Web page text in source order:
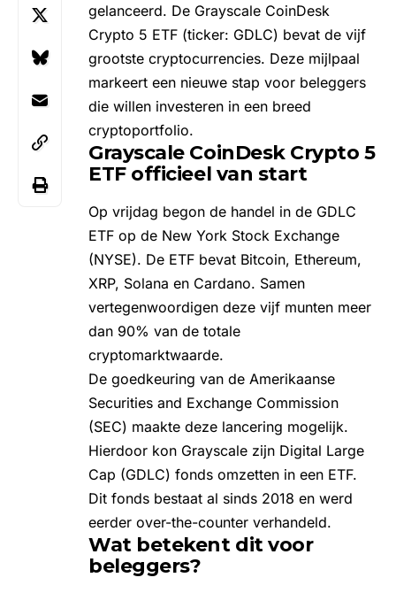
gelanceerd. De Grayscale CoinDesk
Crypto 5 ETF (ticker: GDLC) bevat de vijf
grootste cryptocurrencies. Deze mijlpaal
markeert een nieuwe stap voor beleggers
die willen investeren in een breed
cryptoportfolio.
Grayscale CoinDesk Crypto 5
ETF officieel van start
Op vrijdag begon de handel in de GDLC
ETF op de New York Stock Exchange
(NYSE). De ETF bevat Bitcoin, Ethereum,
XRP, Solana en Cardano. Samen
vertegenwoordigen deze vijf munten meer
dan 90% van de totale
cryptomarktwaarde.
De goedkeuring van de Amerikaanse
Securities and Exchange Commission
(SEC) maakte deze lancering mogelijk.
Hierdoor kon Grayscale zijn Digital Large
Cap (GDLC) fonds omzetten in een ETF.
Dit fonds bestaat al sinds 2018 en werd
eerder over-the-counter verhandeld.
Wat betekent dit voor
beleggers?